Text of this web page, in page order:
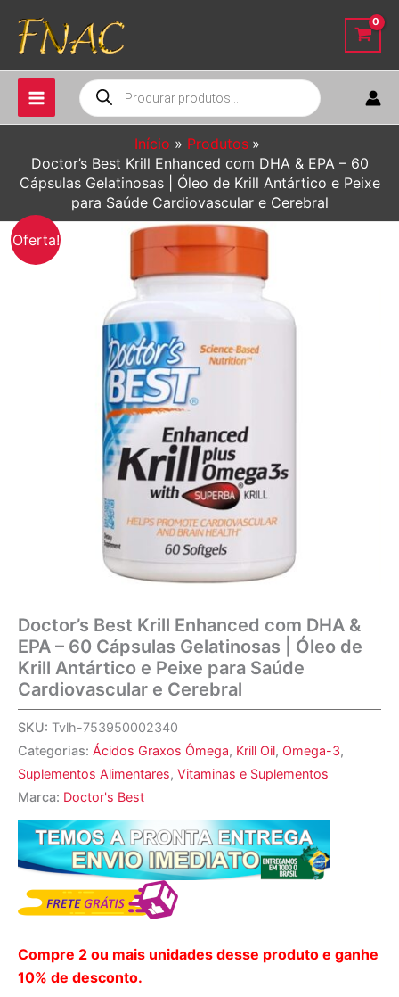
para
conteúdo
Pesquisar
produtos
Início
Produtos
Doctor’s Best Krill Enhanced com DHA & EPA – 60
Cápsulas Gelatinosas | Óleo de Krill Antártico e Peixe
para Saúde Cardiovascular e Cerebral
Oferta!
Doctor’s Best Krill Enhanced com DHA &
EPA – 60 Cápsulas Gelatinosas | Óleo de
Krill Antártico e Peixe para Saúde
Cardiovascular e Cerebral
SKU: Tvlh-753950002340
Categorias: Ácidos Graxos Ômega, Krill Oil, Omega-3,
Suplementos Alimentares, Vitaminas e Suplementos
Marca: Doctor's Best
Compre 2 ou mais unidades desse produto e ganhe
10% de desconto.